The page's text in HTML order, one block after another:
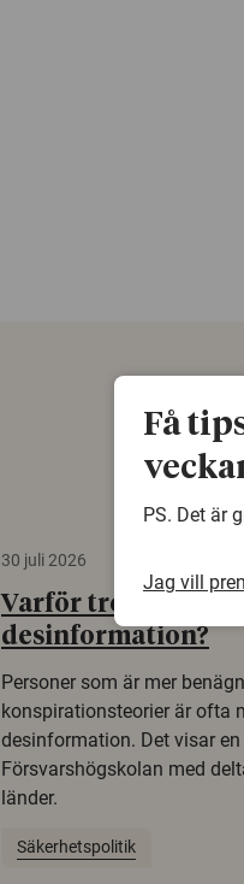
30 juli 2026
Varför tror vissa på
desinformation?
Personer som är mer
konspirationsteorier är ofta
desinformation. Det visar
Försvarshögskolan med
länder.
Säkerhetspolitik
Få
PS. Det är
Jag vill